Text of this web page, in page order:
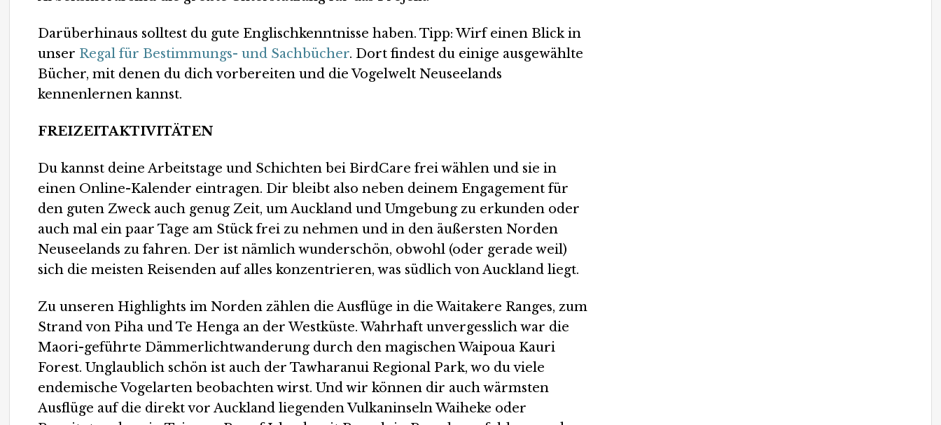
Darüberhinaus solltest du gute Englischkenntnisse haben. Tipp: Wirf einen Blick in
unser Regal für Bestimmungs- und Sachbücher. Dort findest du einige ausgewählte
Bücher, mit denen du dich vorbereiten und die Vogelwelt Neuseelands
kennenlernen kannst.
FREIZEITAKTIVITÄTEN
Du kannst deine Arbeitstage und Schichten bei BirdCare frei wählen und sie in
einen Online-Kalender eintragen. Dir bleibt also neben deinem Engagement für
den guten Zweck auch genug Zeit, um Auckland und Umgebung zu erkunden oder
auch mal ein paar Tage am Stück frei zu nehmen und in den äußersten Norden
Neuseelands zu fahren. Der ist nämlich wunderschön, obwohl (oder gerade weil)
sich die meisten Reisenden auf alles konzentrieren, was südlich von Auckland liegt.
Zu unseren Highlights im Norden zählen die Ausflüge in die Waitakere Ranges, zum
Strand von Piha und Te Henga an der Westküste. Wahrhaft unvergesslich war die
Maori-geführte Dämmerlichtwanderung durch den magischen Waipoua Kauri
Forest. Unglaublich schön ist auch der Tawharanui Regional Park, wo du viele
endemische Vogelarten beobachten wirst. Und wir können dir auch wärmsten
Ausflüge auf die direkt vor Auckland liegenden Vulkaninseln Waiheke oder